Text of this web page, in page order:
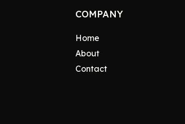
COMPANY
Home
About
Contact